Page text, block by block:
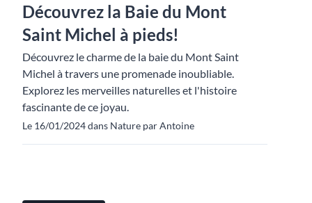
Découvrez la Baie du Mont
Saint Michel à pieds!
Découvrez le charme de la baie du Mont Saint
Michel à travers une promenade inoubliable.
Explorez les merveilles naturelles et l'histoire
fascinante de ce joyau.
Le 16/01/2024 dans Nature par Antoine